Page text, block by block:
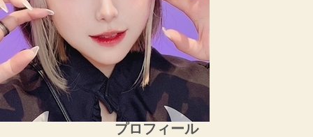
プロフィール